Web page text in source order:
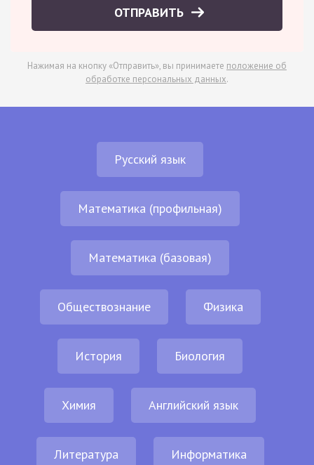
ОТПРАВИТЬ
Нажимая на кнопку «Отправить», вы принимаете положение об
обработке персональных данных.
Русский язык
Математика (профильная)
Математика (базовая)
Обществознание Физика
История Биология
Химия Английский язык
Литература Информатика